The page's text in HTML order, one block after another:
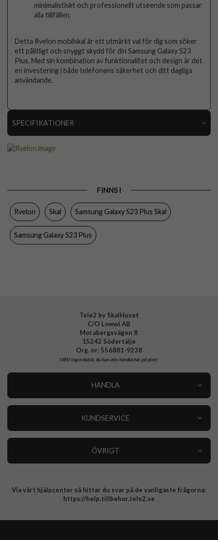
minimalistiskt och professionellt utseende som passar
alla tillfällen.
Detta Rvelon mobilskal är ett utmärkt val för dig som söker
ett pålitligt och snyggt skydd för din Samsung Galaxy S23
Plus. Med sin kombination av funktionalitet och design är det
en investering i både telefonens säkerhet och ditt dagliga
användande.
SPECIFIKATIONER
Färg
Varumärke
FINNS I
Rvelon Skal Samsung Galaxy S23 Plus Skal
Samsung Galaxy S23 Plus
Tele2 by SkalHuset
C/O Lowwi AB
Morabergsvägen 8
15242 Södertälje
Org. nr: 556881-9238
OBS!Ingen butik, du kan inte handla här på plats
HANDLA
KUNDSERVICE
ÖVRIGT
Integritetspolicy
Via vårt hjälpcenter så hittar du svar på de vanligaste frågorna:
https://help.tillbehor.tele2.se